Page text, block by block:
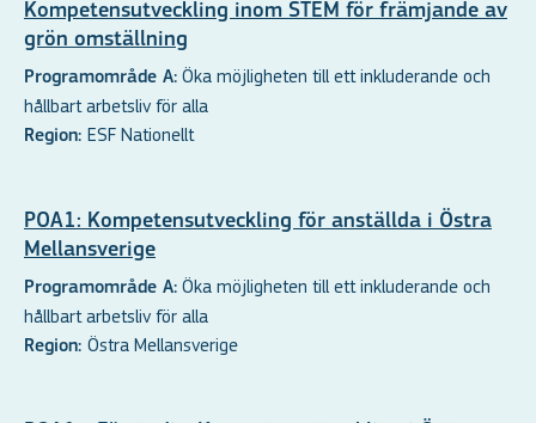
Kompetensutveckling inom STEM för främjande av
grön omställning
Programområde A: Öka möjligheten till ett inkluderande och
hållbart arbetsliv för alla
Region: ESF Nationellt
POA1: Kompetensutveckling för anställda i Östra
Mellansverige
Programområde A: Öka möjligheten till ett inkluderande och
hållbart arbetsliv för alla
Region: Östra Mellansverige